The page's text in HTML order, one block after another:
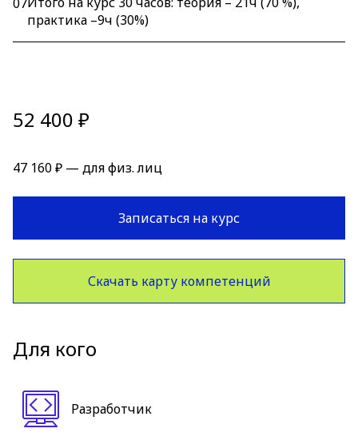
практика –9ч (30%)
52 400 ₽
47 160 ₽ — для физ. лиц
Записаться на курс
Скачать карту компетенций
Для кого
Разработчик